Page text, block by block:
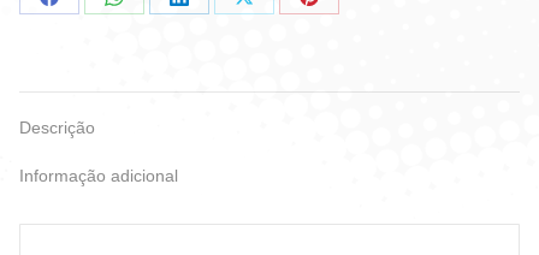
CompartilharCompartilharCompartilharCompartilharCompartilhar
Descrição
Informação adicional